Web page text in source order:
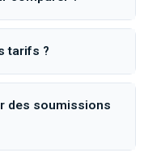
tarifs ?
des soumissions